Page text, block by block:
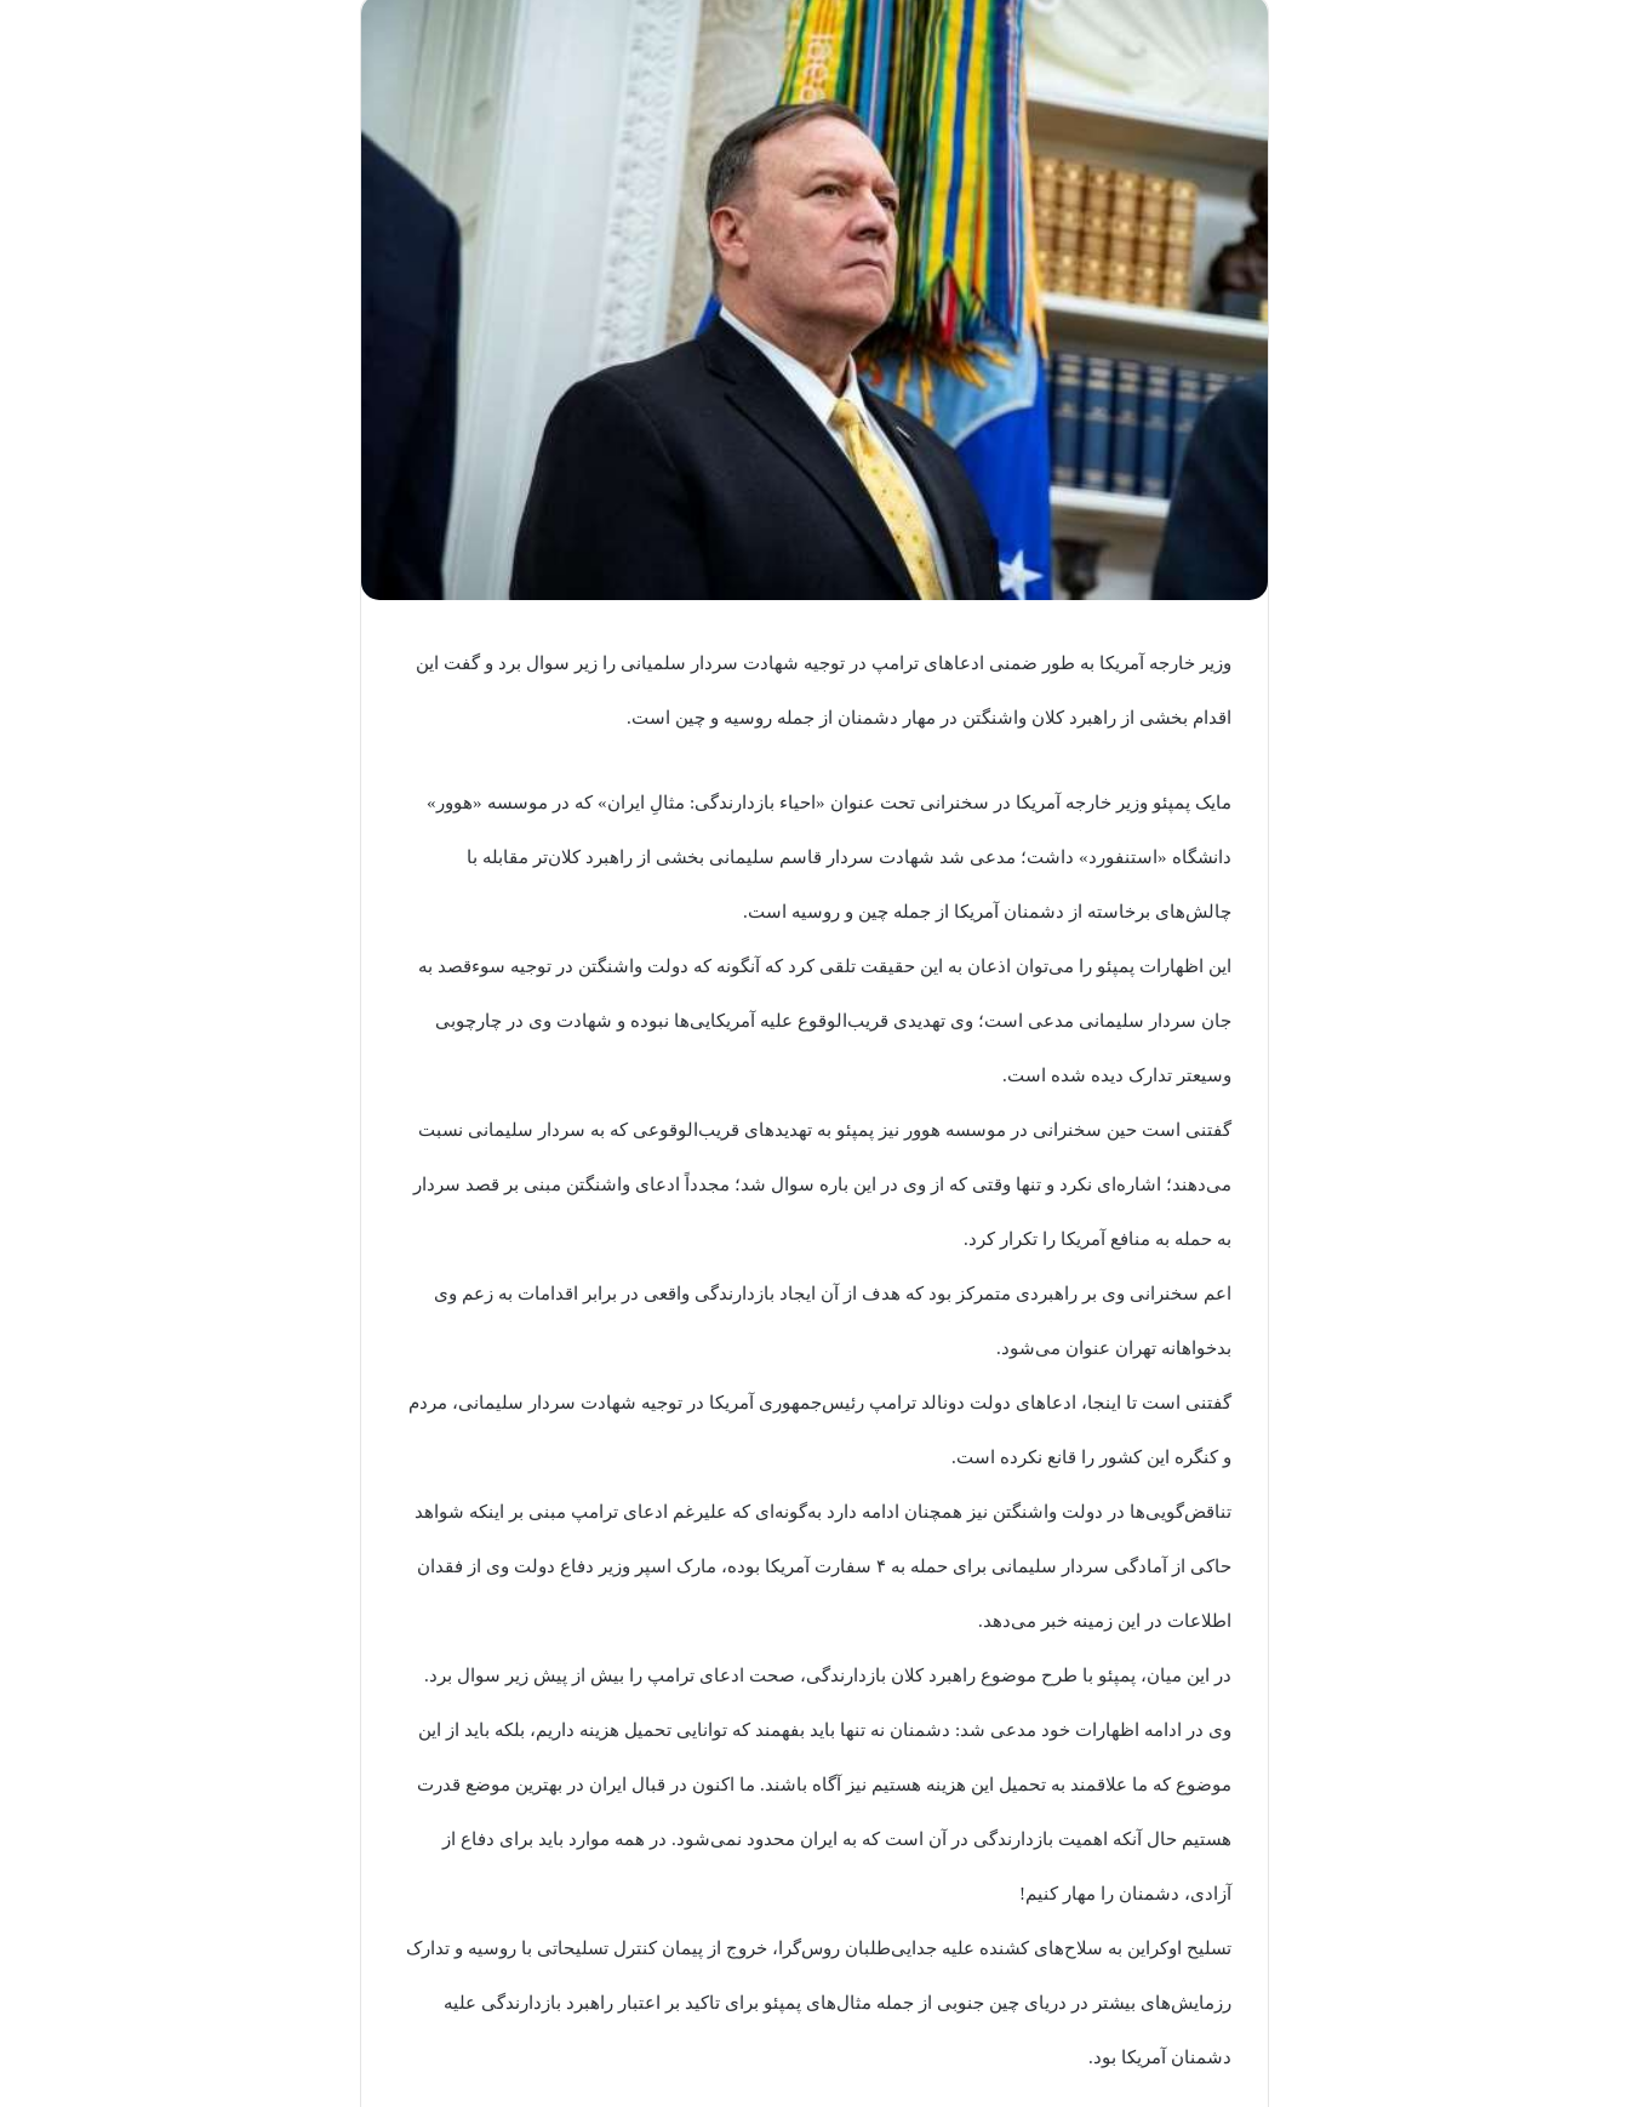
وزیر خارجه آمریکا به طور ضمنی ادعاهای ترامپ در توجیه شهادت سردار سلمیانی را زیر سوال برد و گفت این
اقدام بخشی از راهبرد کلان واشنگتن در مهار دشمنان از جمله روسیه و چین است.
مایک پمپئو وزیر خارجه آمریکا در سخنرانی تحت عنوان «احیاء بازدارندگی: مثالِ ایران» که در موسسه «هوور»
دانشگاه «استنفورد» داشت؛ مدعی شد شهادت سردار قاسم سلیمانی بخشی از راهبرد کلان‌تر مقابله با
چالش‌های برخاسته از دشمنان آمریکا از جمله چین و روسیه است.
این اظهارات پمپئو را می‌توان اذعان به این حقیقت تلقی کرد که آنگونه که دولت واشنگتن در توجیه سوءقصد به
جان سردار سلیمانی مدعی است؛ وی تهدیدی قریب‌الوقوع علیه آمریکایی‌ها نبوده و شهادت وی در چارچوبی
وسیعتر تدارک دیده شده است.
گفتنی است حین سخنرانی در موسسه هوور نیز پمپئو به تهدیدهای قریب‌الوقوعی که به سردار سلیمانی نسبت
می‌دهند؛ اشاره‌ای نکرد و تنها وقتی که از وی در این باره سوال شد؛ مجدداً ادعای واشنگتن مبنی بر قصد سردار
به حمله به منافع آمریکا را تکرار کرد.
اعم سخنرانی وی بر راهبردی متمرکز بود که هدف از آن ایجاد بازدارندگی واقعی در برابر اقدامات به زعم وی
بدخواهانه تهران عنوان می‌شود.
گفتنی است تا اینجا، ادعاهای دولت دونالد ترامپ رئیس‌جمهوری آمریکا در توجیه شهادت سردار سلیمانی، مردم
و کنگره این کشور را قانع نکرده است.
تناقض‌گویی‌ها در دولت واشنگتن نیز همچنان ادامه دارد به‌گونه‌ای که علیرغم ادعای ترامپ مبنی بر اینکه شواهد
حاکی از آمادگی سردار سلیمانی برای حمله به ۴ سفارت آمریکا بوده، مارک اسپر وزیر دفاع دولت وی از فقدان
اطلاعات در این زمینه خبر می‌دهد.
در این میان، پمپئو با طرح موضوع راهبرد کلان بازدارندگی، صحت ادعای ترامپ را بیش از پیش زیر سوال برد.
وی در ادامه اظهارات خود مدعی شد: دشمنان نه تنها باید بفهمند که توانایی تحمیل هزینه داریم، بلکه باید از این
موضوع که ما علاقمند به تحمیل این هزینه هستیم نیز آگاه باشند. ما اکنون در قبال ایران در بهترین موضع قدرت
هستیم حال آنکه اهمیت بازدارندگی در آن است که به ایران محدود نمی‌شود. در همه موارد باید برای دفاع از
آزادی، دشمنان را مهار کنیم!
تسلیح اوکراین به سلاح‌های کشنده علیه جدایی‌طلبان روس‌گرا، خروج از پیمان کنترل تسلیحاتی با روسیه و تدارک
رزمایش‌های بیشتر در دریای چین جنوبی از جمله مثال‌های پمپئو برای تاکید بر اعتبار راهبرد بازدارندگی علیه
دشمنان آمریکا بود. ‌